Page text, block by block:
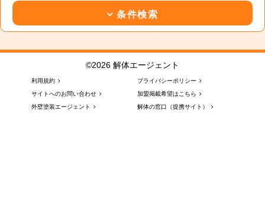
条件検索
©2026 解体エージェント
利用規約
プライバシーポリシー
サイトへのお問い合わせ
加盟掲載希望はこちら
外壁塗装エージェント
解体の窓口（提携サイト）